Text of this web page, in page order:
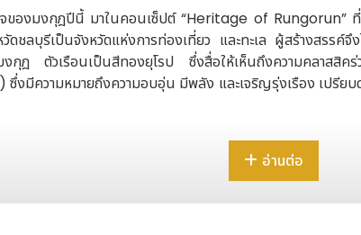
ของมงกุฎปีนี้ มาในคอนเซ็ปต์ “Heritage of Rungorun” ที่
ดชลบุรีเป็นจังหวัดแห่งการท่องเที่ยว และทะเล ผู้สร้างสรรค์จึ
งกุฎ ตัวเรือนเป็นสีทองยุโรป ซึ่งสื่อให้เห็นถึงความคลาสสิ
งมีความหมายถึงความอบอุ่น มีพลัง และเจริญรุ่งเรือง เปรีย
จริต เจ้าหน้าที่ฝ่ายการตลาด ร้าน Marigold Jewelry กล่าวว่
MISS GRAND CHONBURI ในปีนี้ ซึ่งทางร้านรู้สึกขอบคุณทา
ตรงต่อศักดิ์ Province Director of Miss Grand
quartz) 42.08 กะรัต ในการประดับอยู่บนยอดมงกุฏประจ
อ่านต่อ